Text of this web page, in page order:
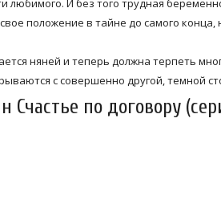
любимого. И без того трудная
положение в тайне до самого
няней и теперь должна терпеть
с совершенно другой, темной
Счастье по договору